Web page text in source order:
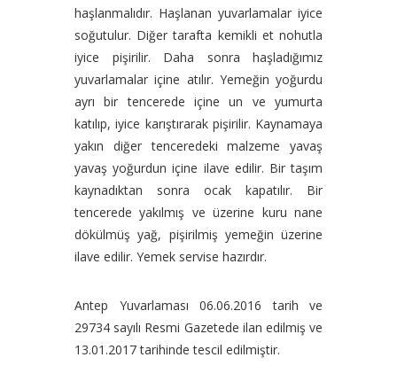
haşlanmalıdır. Haşlanan yuvarlamalar iyice
soğutulur. Diğer tarafta kemikli et nohutla
iyice pişirilir. Daha sonra haşladığımız
yuvarlamalar içine atılır. Yemeğin yoğurdu
ayrı bir tencerede içine un ve yumurta
katılıp, iyice karıştırarak pişirilir. Kaynamaya
yakın diğer tenceredeki malzeme yavaş
yavaş yoğurdun içine ilave edilir. Bir taşım
kaynadıktan sonra ocak kapatılır. Bir
tencerede yakılmış ve üzerine kuru nane
dökülmüş yağ, pişirilmiş yemeğin üzerine
ilave edilir. Yemek servise hazırdır.
Antep Yuvarlaması 06.06.2016 tarih ve
29734 sayılı Resmi Gazetede ilan edilmiş ve
13.01.2017 tarihinde tescil edilmiştir.